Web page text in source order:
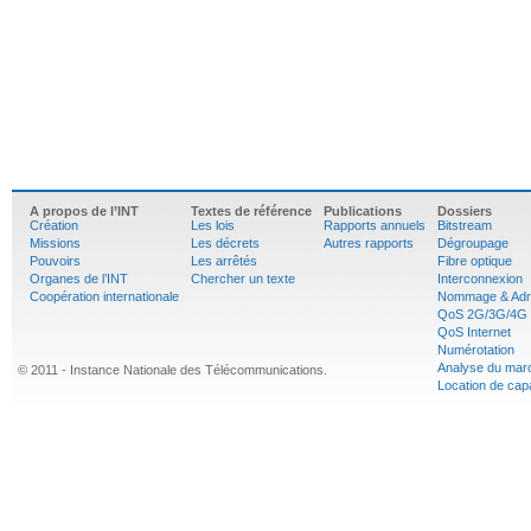
A propos de l’INT
Création
Missions
Pouvoirs
Organes de l’INT
Coopération internationale
Textes de référence
Les lois
Les décrets
Les arrêtés
Chercher un texte
Publications
Rapports annuels
Autres rapports
Dossiers
Bitstream
Dégroupage
Fibre optique
Interconnexion
Nommage &
QoS 2G/3G/4G
QoS Internet
Numérotation
Analyse du
Location de
© 2011 - Instance Nationale des Télécommunications.